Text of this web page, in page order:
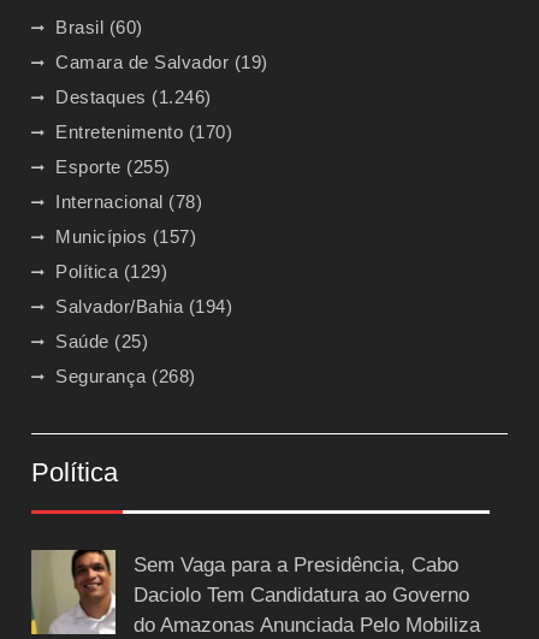
Brasil (60)
Camara de Salvador (19)
Destaques (1.246)
Entretenimento (170)
Esporte (255)
Internacional (78)
Municípios (157)
Política (129)
Salvador/Bahia (194)
Saúde (25)
Segurança (268)
Política
Sem Vaga para a Presidência, Cabo
Daciolo Tem Candidatura ao Governo
do Amazonas Anunciada Pelo Mobiliza